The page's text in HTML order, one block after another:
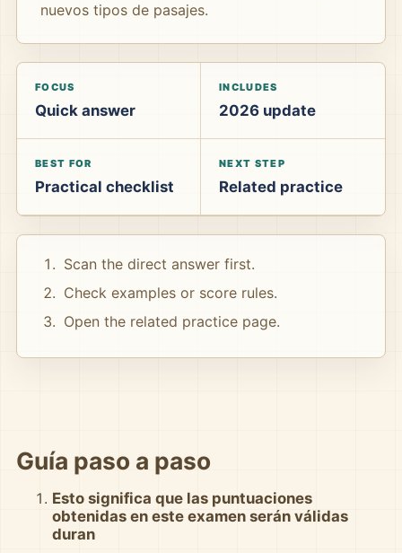
nuevos tipos de pasajes.
FOCUS
Quick answer
INCLUDES
2026 update
BEST FOR
Practical checklist
NEXT STEP
Related practice
Scan the direct answer first.
Check examples or score rules.
Open the related practice page.
Guía paso a paso
Esto significa que las puntuaciones
obtenidas en este examen serán válidas
duran